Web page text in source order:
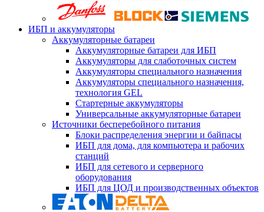
ИБП и аккумуляторы
Аккумуляторные батареи
Аккумуляторные батареи для ИБП
Аккумуляторы для слаботочных систем
Аккумуляторы специального назначения
Аккумуляторы специального назначения,
технология GEL
Стартерные аккумуляторы
Универсальные аккумуляторные батареи
Источники бесперебойного питания
Блоки распределения энергии и байпасы
ИБП для дома, для компьютера и рабочих
станций
ИБП для сетевого и серверного
оборудования
ИБП для ЦОД и производственных объектов